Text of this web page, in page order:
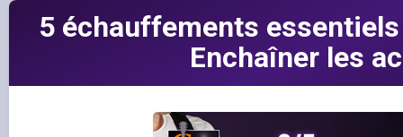
5 échauffements
Enchaîner les